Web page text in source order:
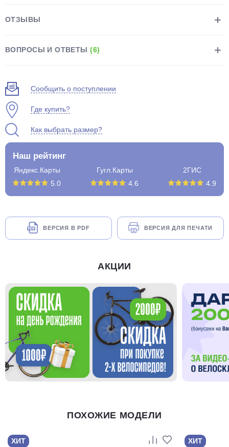
ОТЗЫВЫ
ВОПРОСЫ И ОТВЕТЫ(6)
Сообщить о поступлении
Где купить?
Как выбрать размер?
Наш рейтинг
Яндекс.Карты
5.0
Гугл.Карты
4.6
2ГИС
4.9
ВЕРСИЯ В PDF ВЕРСИЯ ДЛЯ ПЕЧАТИ
АКЦИИ
ПОХОЖИЕ МОДЕЛИ
ХИТ ХИТ